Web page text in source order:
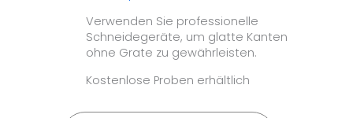
Verwenden Sie professionelle
Schneidegeräte, um glatte Kanten
ohne Grate zu gewährleisten.
Kostenlose Proben erhältlich